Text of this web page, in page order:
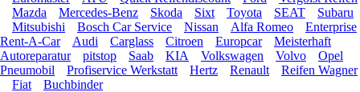
Mazda
Mercedes-Benz Skoda Sixt Toyota SEAT
Subaru
Mitsubishi
Bosch Car Service Nissan Alfa Romeo
Enterprise
Rent-A-Car
Audi Carglass Citroen Europcar
Meisterhaft
Autoreparatur
pitstop Saab KIA Volkswagen Volvo
Opel
Pneumobil
Profiservice Werkstatt Hertz Renault
Reifen Wagner
Fiat
Buchbinder